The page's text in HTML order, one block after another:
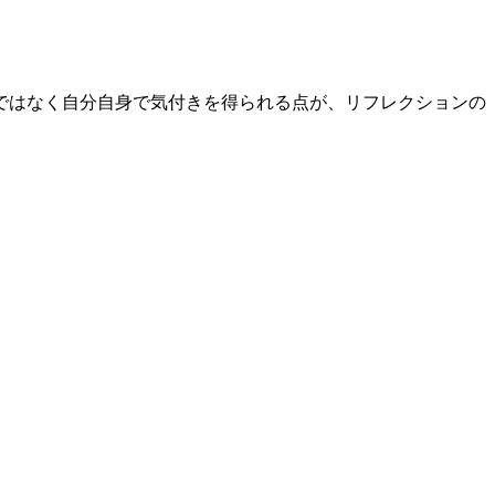
なく自分自身で気付きを得られる点が、リフレクションの